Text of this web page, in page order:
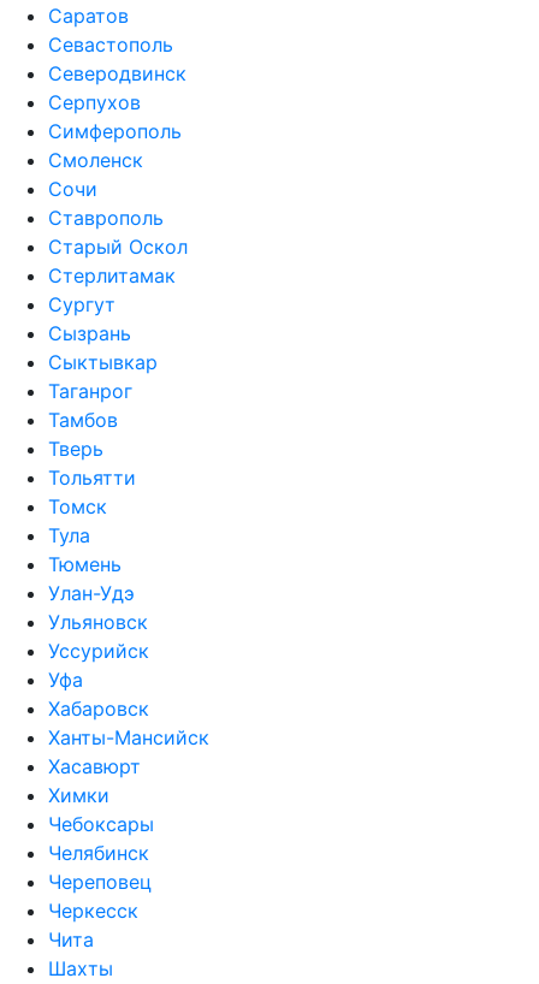
Саратов
Севастополь
Северодвинск
Серпухов
Симферополь
Смоленск
Сочи
Ставрополь
Старый Оскол
Стерлитамак
Сургут
Сызрань
Сыктывкар
Таганрог
Тамбов
Тверь
Тольятти
Томск
Тула
Тюмень
Улан-Удэ
Ульяновск
Уссурийск
Уфа
Хабаровск
Ханты-Мансийск
Хасавюрт
Химки
Чебоксары
Челябинск
Череповец
Черкесск
Чита
Шахты